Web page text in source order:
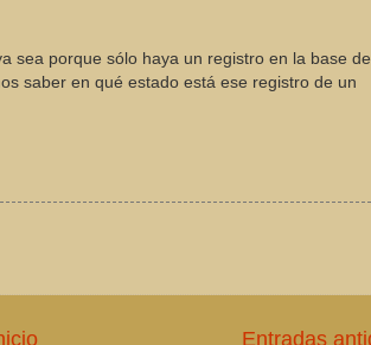
sea porque sólo haya un registro en la base de
saber en qué estado está ese registro de un
Entradas